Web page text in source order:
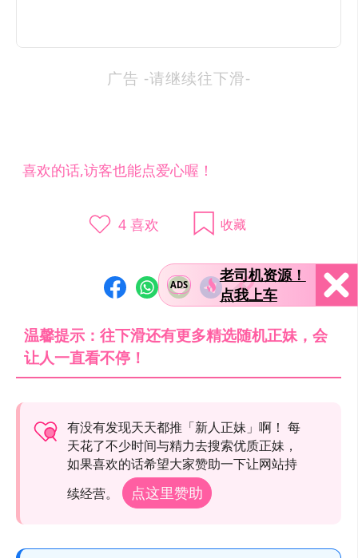
广告 -请继续往下滑-
喜欢的话,访客也能点爱心喔！
4喜欢 收藏
温馨提示：往下滑还有更多精选随机正妹，会
让人一直看不停！
有没有发现天天都推「新人正妹」啊！ 每
天花了不少时间与精力去搜索优质正妹，
如果喜欢的话希望大家赞助一下让网站持
续经营。
点这里赞助
ADS
老司机资源！
点我上车